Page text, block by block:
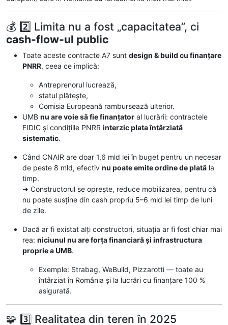
💰 2️⃣ Limita nu a fost „capacitatea”, ci
cash-flow-ul public
Toate aceste contracte A7 sunt design & build cu finanțare
PNRR, ceea ce implică:
Antreprenorul lucrează,
statul plătește,
Comisia Europeană rambursează ulterior.
UMB nu are voie să fie finanțator al lucrării: contractele
FIDIC și condițiile PNRR interzic plata întârziată
sistematic.
Când CNAIR are doar 1,6 mld lei în buget pentru un necesar
de peste 8 mld, efectiv nu poate emite ordine de plată la
timp.
➜ Constructorul se oprește, reduce mobilizarea, pentru că
nu poate susține din cash propriu 5–6 mld lei timp de luni
de zile.
Dacă ar fi existat alți constructori, situația ar fi fost chiar mai
rea: niciunul nu are forța financiară și infrastructura
proprie a UMB.
Exemple: Strabag, WeBuild, Pizzarotti — toate au
întârziat în România și la lucrări cu finanțare 100 %
asigurată.
🧩 3️⃣ Realitatea din teren în 2025